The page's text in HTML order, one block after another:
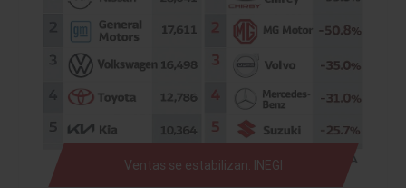
Ventas se estabilizan: INEGI